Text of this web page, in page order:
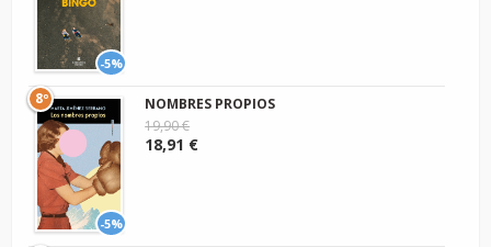
-5%
-5%
8º
NOMBRES PROPIOS
19,90 €
18,91 €